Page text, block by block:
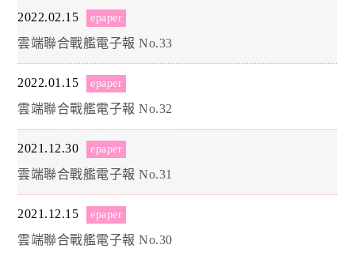
2022.02.15 epaper
雲端聯合戰艦電子報 No.33
2022.01.15 epaper
雲端聯合戰艦電子報 No.32
2021.12.30 epaper
雲端聯合戰艦電子報 No.31
2021.12.15 epaper
雲端聯合戰艦電子報 No.30